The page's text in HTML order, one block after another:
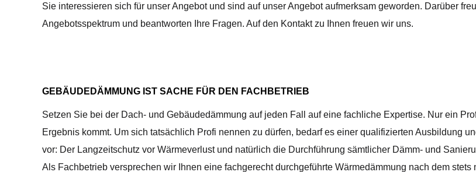
Sie interessieren sich für unser Angebot und sind auf unser Angebot aufmerksam geworden. Darüber
Angebotsspektrum und beantworten Ihre Fragen. Auf den Kontakt zu Ihnen freuen wir uns.
GEBÄUDEDÄMMUNG IST SACHE FÜR DEN FACHBETRIEB
Setzen Sie bei der Dach- und Gebäudedämmung auf jeden Fall auf eine fachliche Expertise. Nur ein
Ergebnis kommt. Um sich tatsächlich Profi nennen zu dürfen, bedarf es einer qualifizierten Ausbildung
vor: Der Langzeitschutz vor Wärmeverlust und natürlich die Durchführung sämtlicher Dämm- und
Als Fachbetrieb versprechen wir Ihnen eine fachgerecht durchgeführte Wärmedämmung nach dem